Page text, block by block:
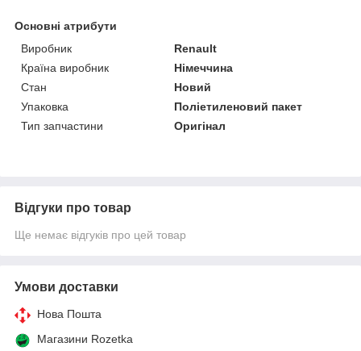
Основні атрибути
Виробник
Renault
Країна виробник
Німеччина
Стан
Новий
Упаковка
Поліетиленовий пакет
Тип запчастини
Оригінал
Відгуки про товар
Ще немає відгуків про цей товар
Умови доставки
Нова Пошта
Магазини Rozetka